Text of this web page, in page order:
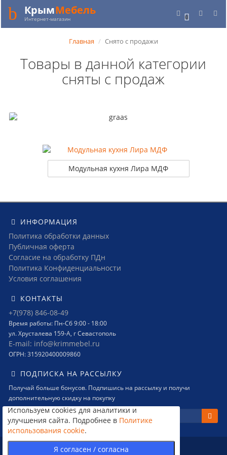
0
КрымМебель
Интернет-магазин
Главная Снято с продажи
Товары в данной категории
сняты с продаж
Модульная кухня Лира МДФ
Используем cookies для аналитики и
улучшения сайта. Подробнее в Политике
использования cookie.
ИНФОРМАЦИЯ
Политика обработки данных
Публичная оферта
Согласие на обработку ПДн
Политика Конфиденциальности
Условия соглашения
КОНТАКТЫ
+7(978) 846-08-49
Время работы: Пн-Сб 9:00 - 18:00
ул. Хрусталева 159-А, г Севастополь
E-mail: info@krimmebel.ru
ОГРН: 315920400009860
ПОДПИСКА НА РАССЫЛКУ
Получай больше бонусов. Подпишись на рассылку и получи
дополнительную скидку на покупку